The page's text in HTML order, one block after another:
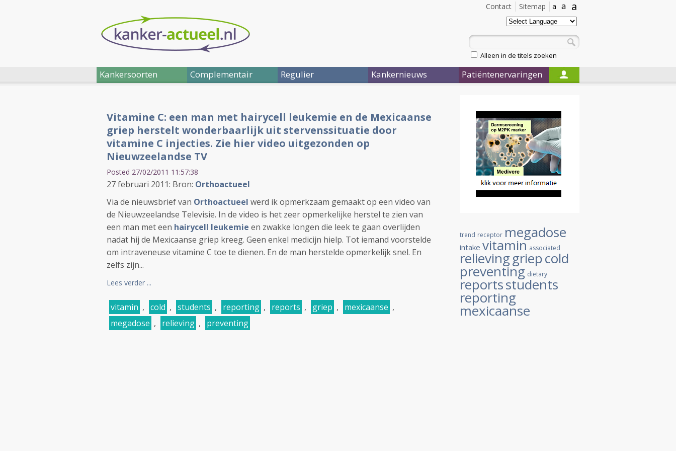
a
a
a
Sitemap
Contact
Alleen in de titels zoeken
Kankersoorten Complementair Regulier Kankernieuws Patiëntenervaringen
Vitamine C: een man met hairycell leukemie en de Mexicaanse
griep herstelt wonderbaarlijk uit stervenssituatie door
vitamine C injecties. Zie hier video uitgezonden op
Nieuwzeelandse TV
Posted 27/02/2011 11:57:38
27 februari 2011: Bron: Orthoactueel
Via de nieuwsbrief van Orthoactueel werd ik opmerkzaam gemaakt op een video van
de Nieuwzeelandse Televisie. In de video is het zeer opmerkelijke herstel te zien van
een man met een hairycell leukemie en zwakke longen die leek te gaan overlijden
nadat hij de Mexicaanse griep kreeg. Geen enkel medicijn hielp. Tot iemand voorstelde
om intraveneuse vitamine C toe te dienen. En de man herstelde opmerkelijk snel. En
zelfs zijn...
Lees verder ...
vitamin , cold , students , reporting , reports , griep , mexicaanse ,
megadose , relieving , preventing
trend receptor megadose
intake vitamin associated
relievinggriepcold
preventing dietary
reportsstudents
reporting
mexicaanse